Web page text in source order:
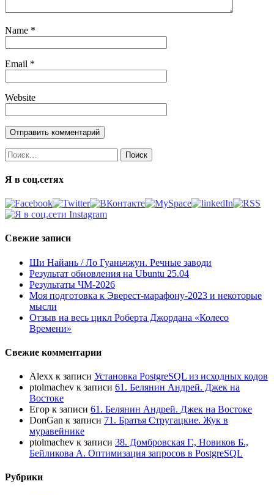
Name *
Email *
Website
Найти:
Я в соц.сетях
Свежие записи
Ши Найань / Ло Гуаньчжун. Речные заводи
Результат обновления на Ubuntu 25.04
Результаты ЧМ-2026
Моя подготовка к Эверест-марафону-2023 и некоторые
мысли
Отзыв на весь цикл Роберта Джордана «Колесо
Времени»
Свежие комментарии
Alexx к записи Установка PostgreSQL из исходных кодов
ptolmachev к записи 61. Белянин Андрей. Джек на
Востоке
Егор к записи 61. Белянин Андрей. Джек на Востоке
DonGan к записи 71. Братья Стругацкие. Жук в
муравейнике
ptolmachev к записи 38. Домбровская Г., Новиков Б.,
Бейликова А. Оптимизация запросов в PostgreSQL
Рубрики